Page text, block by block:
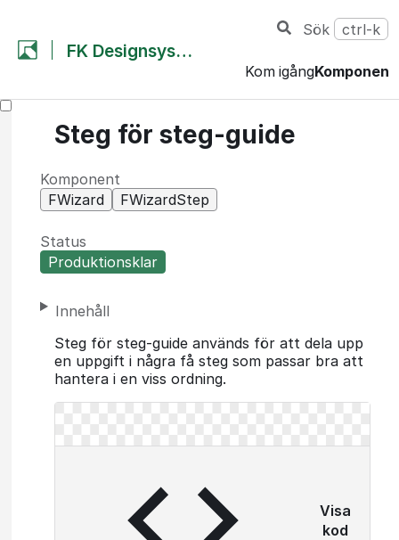
FK Designsystem
Kom igång
Sök ctrl-k
Steg för steg-guide
Komponent
FWizard
FWizardStep
Status
Produktionsklar
Innehåll
Steg för steg-guide används för att dela upp
en uppgift i några få steg som passar bra att
hantera i en viss ordning.
Visa
kod